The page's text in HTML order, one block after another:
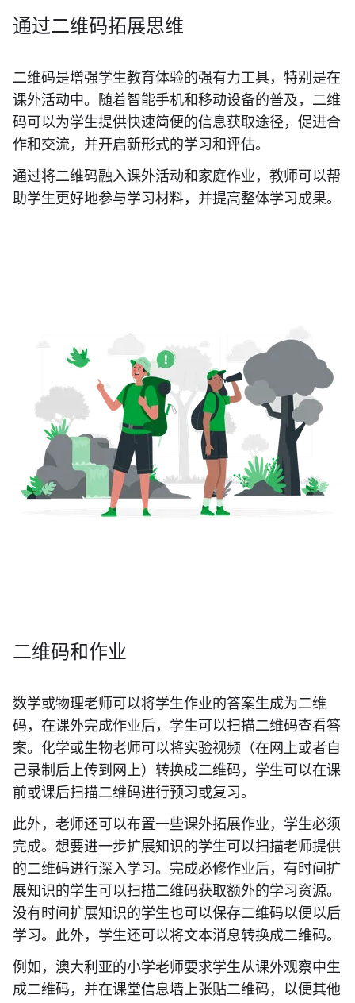
通过二维码拓展思维
二维码是增强学生教育体验的强有力工具，特别是在
课外活动中。随着智能手机和移动设备的普及，二维
码可以为学生提供快速简便的信息获取途径，促进合
作和交流，并开启新形式的学习和评估。
通过将二维码融入课外活动和家庭作业，教师可以帮
助学生更好地参与学习材料，并提高整体学习成果。
二维码和作业
数学或物理老师可以将学生作业的答案生成为二维
码，在课外完成作业后，学生可以扫描二维码查看答
案。化学或生物老师可以将实验视频（在网上或者自
己录制后上传到网上）转换成二维码，学生可以在课
前或课后扫描二维码进行预习或复习。
此外，老师还可以布置一些课外拓展作业，学生必须
完成。想要进一步扩展知识的学生可以扫描老师提供
的二维码进行深入学习。完成必修作业后，有时间扩
展知识的学生可以扫描二维码获取额外的学习资源。
没有时间扩展知识的学生也可以保存二维码以便以后
学习。此外，学生还可以将文本消息转换成二维码。
例如，澳大利亚的小学老师要求学生从课外观察中生
成二维码，并在课堂信息墙上张贴二维码，以便其他